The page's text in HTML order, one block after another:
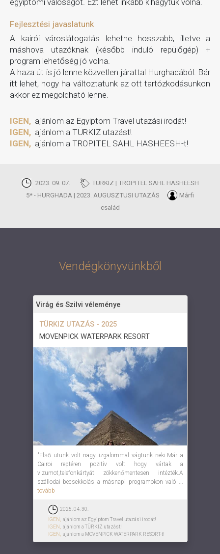
egyiptomi valóságot. Ezt lehet inkább kihagytuk volna.
Fejlesztési javaslatunk
A kairói városlátogatás lehetne hosszabb, illetve a
máshova utazóknak (később induló repülőgép) +
program lehetőség jó volna.
A haza út is jó lenne közvetlen járattal Hurghadából. Bár
itt lehet, hogy ha változtatunk az ott tartózkodásunkon
akkor ez megoldható lenne.
IGEN, ajánlom az Egyiptom Travel utazási irodát!
IGEN, ajánlom a TÜRKIZ utazást!
IGEN, ajánlom a TROPITEL SAHL HASHEESH-t!
2023. 09. 07.
TÜRKIZ | TROPITEL SAHL HASHEESH
5* - HURGHADA | 2023. AUGUSZTUSI UTAZÁS
Márfi
család
Vendégkönyvünkből
Virág és Szilvi véleménye
TÜRKIZ UTAZÁS - 2025
MOVENPICK WATERPARK RESORT
"Első utunk volt nagy izgalommal vágtunk neki.Már a
Cairoi reptéren pozitív volt hogy vártak a
vizumot,telefonkártyát zökkenőmentesen intézték.A
szállodai becsekkolás a másnapi programokon való ...
tovább
2025. 04. 30.
IGEN,
ajánlom az Egyiptom Travel utazási irodát!
IGEN,
ajánlom a TÜRKIZ utazást!
IGEN,
ajánlom a MOVENPICK WATERPARK RESORT-t!